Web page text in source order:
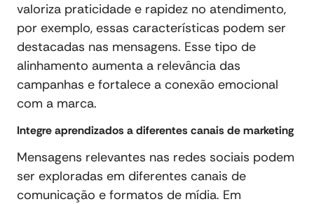
valoriza praticidade e rapidez no atendimento,
por exemplo, essas características podem ser
destacadas nas mensagens. Esse tipo de
alinhamento aumenta a relevância das
campanhas e fortalece a conexão emocional
com a marca.
Integre aprendizados a diferentes canais de marketing
Mensagens relevantes nas redes sociais podem
ser exploradas em diferentes canais de
comunicação e formatos de mídia. Em